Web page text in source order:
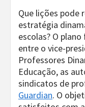
Que lições pode
estratégia
escolas? O
entre o vice-
Professores
Educação, as
sindicatos de
Guardian. O